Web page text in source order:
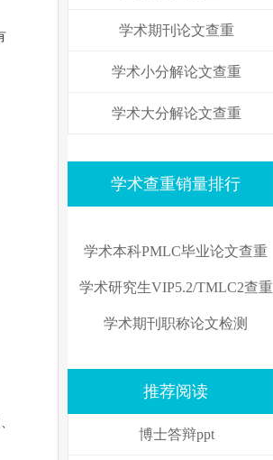
学术期刊论文查重
学术小分解论文查重
学术大分解论文查重
学术查重销量排行
学术本科PMLC毕业论文查重
学术研究生VIP5.2/TMLC2查重
学术期刊职称论文检测
推荐阅读
博士答辩ppt